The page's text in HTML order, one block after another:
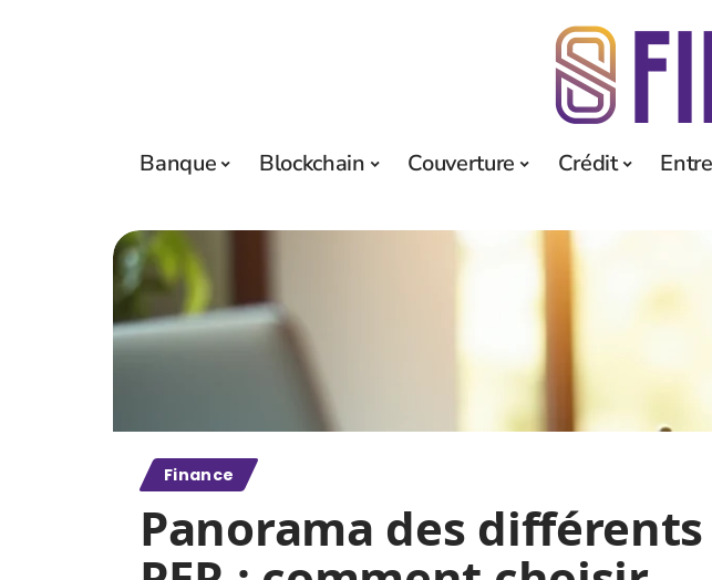
Banque Blockchain Couverture Crédit
Finance
Panorama des différents